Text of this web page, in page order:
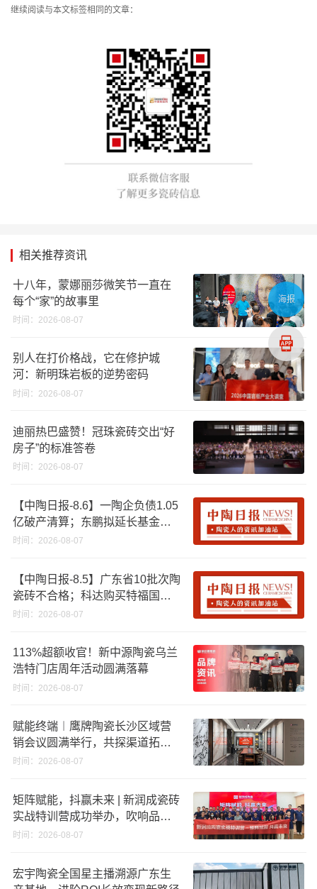
继续阅读与本文标签相同的文章：
相关推荐资讯
十八年，蒙娜丽莎微笑节一直在
每个“家”的故事里
时间：2026-08-07
别人在打价格战，它在修护城
河：新明珠岩板的逆势密码
时间：2026-08-07
迪丽热巴盛赞！冠珠瓷砖交出“好
房子”的标准答卷
时间：2026-08-07
【中陶日报-8.6】一陶企负债1.05
亿破产清算；东鹏拟延长基金投
资期限；工信部开展建陶行业能
时间：2026-08-07
【中陶日报-8.5】广东省10批次陶
瓷砖不合格；科达购买特福国际
股份申请未通过；蒙娜丽莎5千万
破18亿元
时间：2026-08-07
113%超额收官！新中源陶瓷乌兰
浩特门店周年活动圆满落幕
时间：2026-08-07
赋能终端︱鹰牌陶瓷长沙区域营
销会议圆满举行，共探渠道拓展
与门店升级新路径
时间：2026-08-07
矩阵赋能，抖赢未来 | 新润成瓷砖
实战特训营成功举办，吹响品牌
秋季营销冲锋号！
时间：2026-08-07
宏宇陶瓷全国星主播溯源广东生
海报